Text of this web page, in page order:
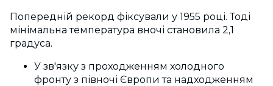
Попередній рекорд фіксували у 1955 році. Тоді
мінімальна температура вночі становила 2,1
градуса.
У зв'язку з проходженням холодного
фронту з півночі Європи та надходженням